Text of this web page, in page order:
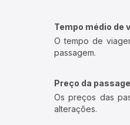
Tempo médio de
O tempo de
passagem.
Preço da
Os preços das
alterações.